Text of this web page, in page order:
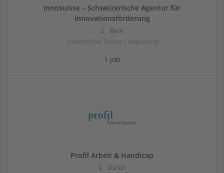
Innosuisse – Schweizerische Agentur für
Innovationsförderung
Bern
Öffentlicher Dienst / Regierung
1 job
Profil Arbeit & Handicap
Zürich